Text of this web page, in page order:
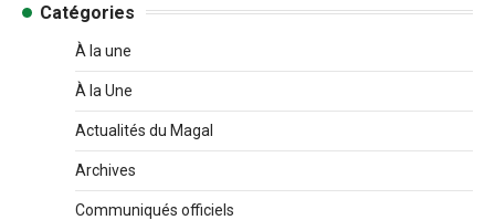
Catégories
À la une
À la Une
Actualités du Magal
Archives
Communiqués officiels